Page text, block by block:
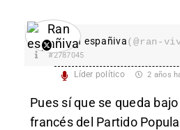
Ran españiva(@ran-
#2787045
Líder político 2 años
Pues sí que se queda
francés del Partido